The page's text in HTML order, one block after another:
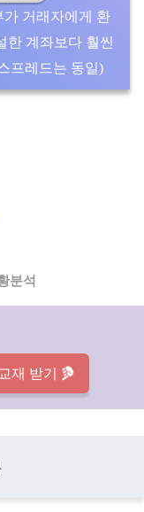
거래자에게 환
한 계좌보다 훨씬
프레드는 동일)
분석
재 받기